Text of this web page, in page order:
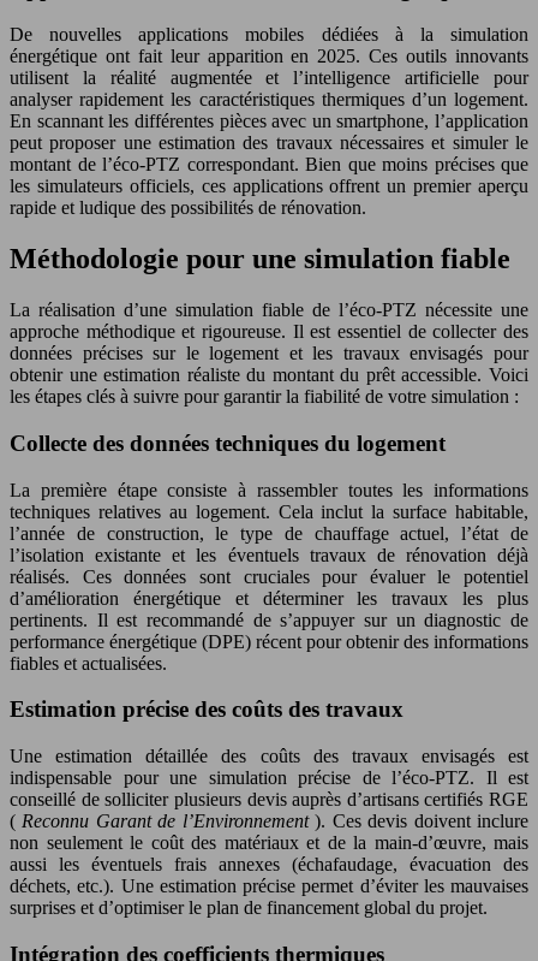
De nouvelles applications mobiles dédiées à la simulation
énergétique ont fait leur apparition en 2025. Ces outils innovants
utilisent la réalité augmentée et l’intelligence artificielle pour
analyser rapidement les caractéristiques thermiques d’un logement.
En scannant les différentes pièces avec un smartphone, l’application
peut proposer une estimation des travaux nécessaires et simuler le
montant de l’éco-PTZ correspondant. Bien que moins précises que
les simulateurs officiels, ces applications offrent un premier aperçu
rapide et ludique des possibilités de rénovation.
Méthodologie pour une simulation fiable
La réalisation d’une simulation fiable de l’éco-PTZ nécessite une
approche méthodique et rigoureuse. Il est essentiel de collecter des
données précises sur le logement et les travaux envisagés pour
obtenir une estimation réaliste du montant du prêt accessible. Voici
les étapes clés à suivre pour garantir la fiabilité de votre simulation :
Collecte des données techniques du logement
La première étape consiste à rassembler toutes les informations
techniques relatives au logement. Cela inclut la surface habitable,
l’année de construction, le type de chauffage actuel, l’état de
l’isolation existante et les éventuels travaux de rénovation déjà
réalisés. Ces données sont cruciales pour évaluer le potentiel
d’amélioration énergétique et déterminer les travaux les plus
pertinents. Il est recommandé de s’appuyer sur un diagnostic de
performance énergétique (DPE) récent pour obtenir des informations
fiables et actualisées.
Estimation précise des coûts des travaux
Une estimation détaillée des coûts des travaux envisagés est
indispensable pour une simulation précise de l’éco-PTZ. Il est
conseillé de solliciter plusieurs devis auprès d’artisans certifiés RGE
( Reconnu Garant de l’Environnement). Ces devis doivent inclure
non seulement le coût des matériaux et de la main-d’œuvre, mais
aussi les éventuels frais annexes (échafaudage, évacuation des
déchets, etc.). Une estimation précise permet d’éviter les mauvaises
surprises et d’optimiser le plan de financement global du projet.
Intégration des coefficients thermiques